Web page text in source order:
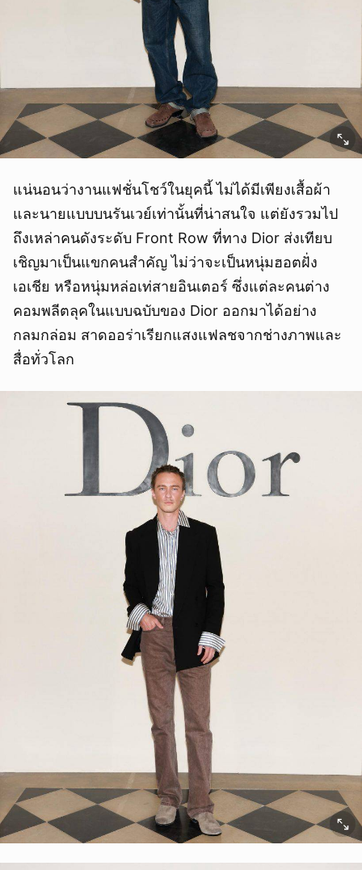
แน่นอนว่างานแฟชั่นโชว์ในยุคนี้ ไม่ได้มีเพียงเสื้อผ้า
และนายแบบบนรันเวย์เท่านั้นที่น่าสนใจ แต่ยังรวมไป
ถึงเหล่าคนดังระดับ Front Row ที่ทาง Dior ส่งเทียบ
เชิญมาเป็นแขกคนสำคัญ ไม่ว่าจะเป็นหนุ่มฮอตฝั่ง
เอเชีย หรือหนุ่มหล่อเท่สายอินเตอร์ ซึ่งแต่ละคนต่าง
คอมพลีตลุคในแบบฉบับของ Dior ออกมาได้อย่าง
กลมกล่อม สาดออร่าเรียกแสงแฟลชจากช่างภาพและ
สื่อทั่วโลก